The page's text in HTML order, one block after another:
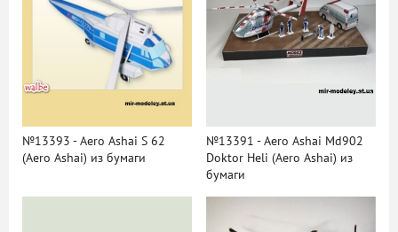
№13393 - Aero Ashai S 62
(Aero Ashai) из бумаги
№13391 - Aero Ashai Md902
Doktor Heli (Aero Ashai) из
бумаги